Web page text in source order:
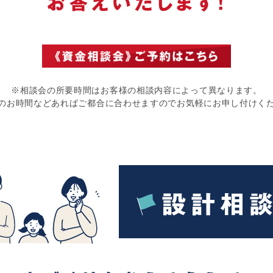
※相談会の所要時間はお客様の相談内容によって異なります。
お時間などあればご都合に合わせますのでお気軽にお申し付けく